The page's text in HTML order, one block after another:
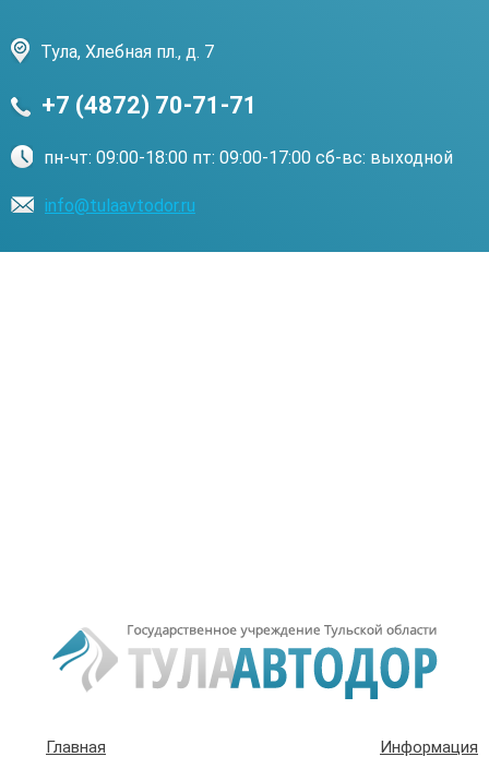
Тула, Хлебная пл., д. 7
+7 (4872) 70-71-71
пн-чт: 09:00-18:00 пт: 09:00-17:00 сб-вс: выходной
info@tulaavtodor.ru
Главная Информация